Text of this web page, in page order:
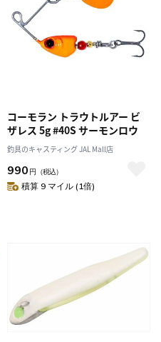
コーモラン トラウトルアー ビ
ザレス 5g #40S サーモンロウ
釣具のキャスティング JAL Mall店
990 円 （税込）
積算 9 マイル (1倍)